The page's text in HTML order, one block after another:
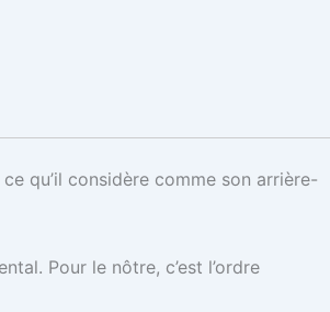
qu’il considère comme son arrière-
Pour le nôtre, c’est l’ordre